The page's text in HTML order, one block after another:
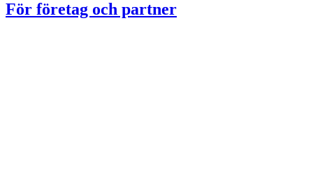
För företag och partner